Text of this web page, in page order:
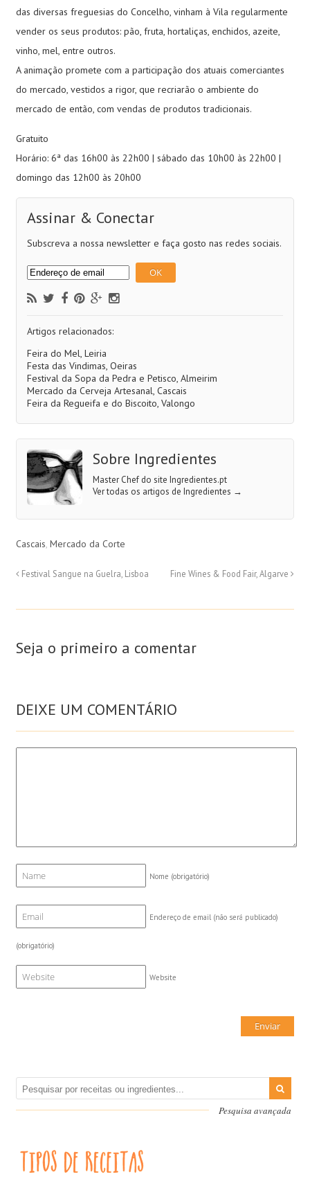
das diversas freguesias do Concelho, vinham à Vila regularmente
vender os seus produtos: pão, fruta, hortaliças, enchidos, azeite,
vinho, mel, entre outros.
A animação promete com a participação dos atuais comerciantes
do mercado, vestidos a rigor, que recriarão o ambiente do
mercado de então, com vendas de produtos tradicionais.
Gratuito
Horário: 6ª das 16h00 às 22h00 | sábado das 10h00 às 22h00 |
domingo das 12h00 às 20h00
Assinar & Conectar
Subscreva a nossa newsletter e faça gosto nas redes sociais.
Artigos relacionados:
Feira do Mel, Leiria
Festa das Vindimas, Oeiras
Festival da Sopa da Pedra e Petisco, Almeirim
Mercado da Cerveja Artesanal, Cascais
Feira da Regueifa e do Biscoito, Valongo
Sobre Ingredientes
Master Chef do site Ingredientes.pt
Ver todas os artigos de Ingredientes →
Cascais, Mercado da Corte
Festival Sangue na Guelra, Lisboa Fine Wines & Food Fair, Algarve
Seja o primeiro a comentar
DEIXE UM COMENTÁRIO
Nome (obrigatório)
Endereço de email (não será publicado)
(obrigatório)
Website
Pesquisa avançada